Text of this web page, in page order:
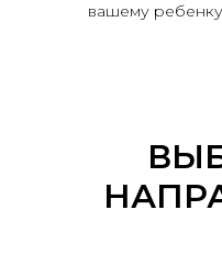
вашему ребенку